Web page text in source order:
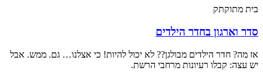
בית מתוקתק
סדר וארגון בחדר הילדים
אז מה? חדר הילדים מבולגן?? לא יכול להיות! כי אצלנו… גם. ממש. אבל
יש עצה: קבלו רעיונות מרחבי הרשת.